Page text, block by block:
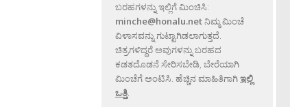
ಬರಹಗಳನ್ನು ಇಲ್ಲಿಗೆ ಮಿಂಚಿಸಿ:
minche@honalu.netನಿಮ್ಮ ಮಿಂಚೆ
ವಿಳಾಸವನ್ನು ಗುಟ್ಟಾಗಿಡಲಾಗುತ್ತದೆ.
ಚಿತ್ರಗಳಿದ್ದರೆ ಅವುಗಳನ್ನು ಬರಹದ
ಕಡತದೊಡನೆ ಸೇರಿಸಬೇಡಿ, ಬೇರೆಯಾಗಿ
ಮಿಂಚೆಗೆ ಅಂಟಿಸಿ. ಹೆಚ್ಚಿನ ಮಾಹಿತಿಗಾಗಿಇಲ್ಲಿ
ಒತ್ತಿ.